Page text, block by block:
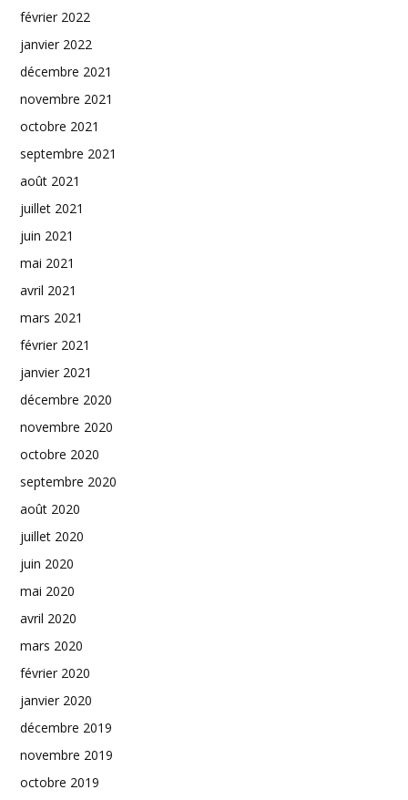
février 2022
janvier 2022
décembre 2021
novembre 2021
octobre 2021
septembre 2021
août 2021
juillet 2021
juin 2021
mai 2021
avril 2021
mars 2021
février 2021
janvier 2021
décembre 2020
novembre 2020
octobre 2020
septembre 2020
août 2020
juillet 2020
juin 2020
mai 2020
avril 2020
mars 2020
février 2020
janvier 2020
décembre 2019
novembre 2019
octobre 2019